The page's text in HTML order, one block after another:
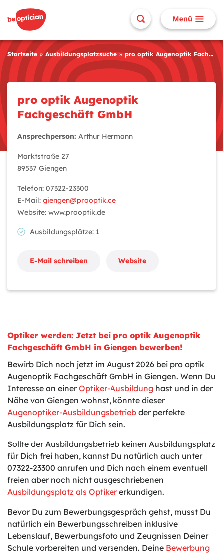
Startseite Ausbildungsplatzsuche pro optik Augenoptik Fachgeschäft GmbH
pro optik Augenoptik
Fachgeschäft GmbH
Ansprechperson: Arthur Hermann
Marktstraße 27
89537 Giengen
Telefon: 07322-23300
E-Mail: giengen@prooptik.de
Website: www.prooptik.de
Ausbildungsplätze: 1
E-Mail schreiben Website
Optiker werden: Jetzt bei pro optik Augenoptik
Fachgeschäft GmbH in Giengen bewerben!
Bewirb Dich noch jetzt im August 2026 bei pro optik
Augenoptik Fachgeschäft GmbH in Giengen. Wenn Du
Interesse an einer Optiker-Ausbildung hast und in der
Nähe von Giengen wohnst, könnte dieser
Augenoptiker-Ausbildungsbetrieb der perfekte
Ausbildungsplatz für Dich sein.
Sollte der Ausbildungsbetrieb keinen Ausbildungsplatz
für Dich frei haben, kannst Du natürlich auch unter
07322-23300 anrufen und Dich nach einem eventuell
freien aber noch nicht ausgeschriebenen
Ausbildungsplatz als Optiker erkundigen.
Bevor Du zum Bewerbungsgespräch gehst, musst Du
natürlich ein Bewerbungsschreiben inklusive
Lebenslauf, Bewerbungsfoto und Zeugnissen Deiner
Schule vorbereiten und versenden. Deine Bewerbung